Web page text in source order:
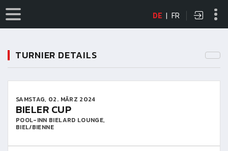
DE | FR
TURNIER DETAILS
SAMSTAG, 02. MÄRZ 2024
BIELER CUP
POOL-INN BIELARD LOUNGE,
BIEL/BIENNE